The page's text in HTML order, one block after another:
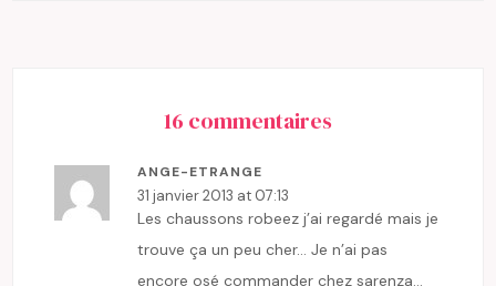
16 commentaires
ANGE-ETRANGE
31 janvier 2013 at 07:13
Les chaussons robeez j’ai regardé mais je
trouve ça un peu cher… Je n’ai pas
encore osé commander chez sarenza…